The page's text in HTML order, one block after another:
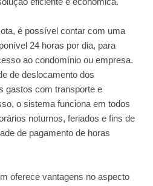
é possível contar com uma
24 horas por dia, para
ao condomínio ou empresa.
de deslocamento dos
gastos com transporte e
o sistema funciona em todos
noturnos, feriados e fins de
de pagamento de horas
oferece vantagens no aspecto